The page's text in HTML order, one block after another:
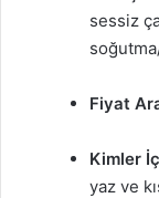
sessiz
Fiyat
Kimler
yaz ve